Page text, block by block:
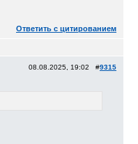
Ответить с цитированием
08.08.2025, 19:02 #9315